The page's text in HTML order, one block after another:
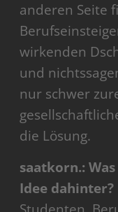
anderen Seite
wirkenden
und
nur schwer
die Lösung.
saatkorn.:
Idee dahinter?